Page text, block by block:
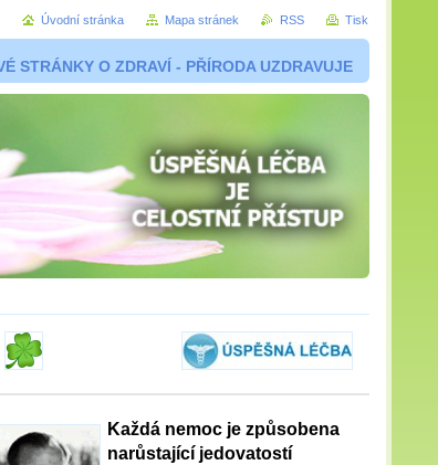
STRÁNKY O ZDRAVÍ - PŘÍRODA UZDRAVUJE
Každá nemoc je způsobena
narůstající jedovatostí
Úvodní stránka Mapa stránek RSS Tisk